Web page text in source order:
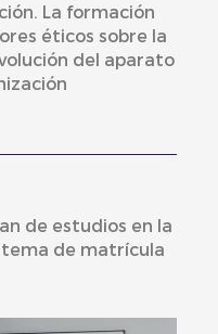
La formación
éticos sobre la
del aparato
de estudios en la
de matrícula